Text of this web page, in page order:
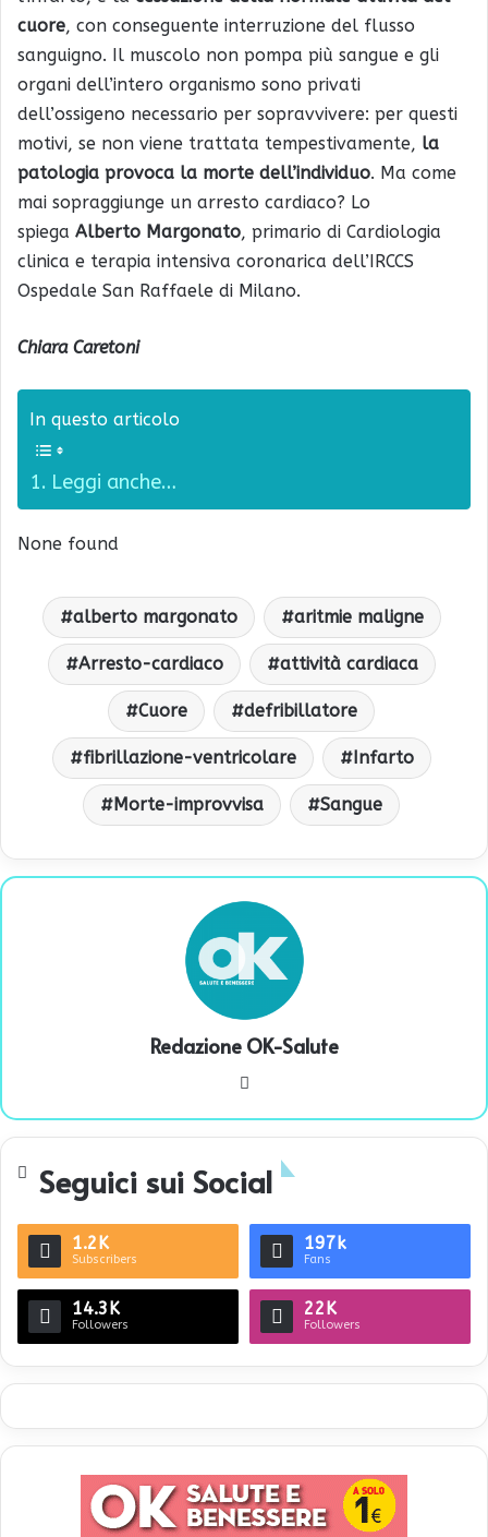
cuore, con conseguente interruzione del flusso
sanguigno. Il muscolo non pompa più sangue e gli
organi dell’intero organismo sono privati
dell’ossigeno necessario per sopravvivere: per questi
motivi, se non viene trattata tempestivamente, la
patologia provoca la morte dell’individuo. Ma come
mai sopraggiunge un arresto cardiaco? Lo
spiega Alberto Margonato, primario di Cardiologia
clinica e terapia intensiva coronarica dell’IRCCS
Ospedale San Raffaele di Milano.
Chiara Caretoni
In questo articolo
Leggi anche…
None found
alberto margonato aritmie maligne
Arresto-cardiaco attività cardiaca
Cuore defribillatore
fibrillazione-ventricolare Infarto
Morte-improvvisa Sangue
Redazione OK-Salute
te
Seguici sui Social
1.2K
Subscribers
197k
Fans
14.3K
Followers
22K
Followers